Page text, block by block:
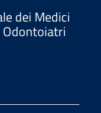
dei Medici
Odontoiatri